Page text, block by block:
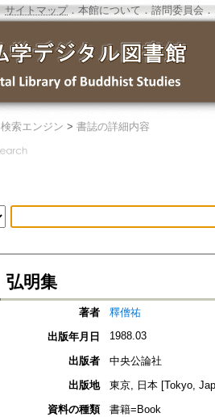
サイトマップ．本館について ． 諮問委員会 ．
検索エンジン > 書誌の詳細内容
弘明集
著者
釋僧祐
出版年月日
1988.03
出版者
中央公論社
出版地
東京, 日本 [Tokyo,
資料の種類
書籍=Book